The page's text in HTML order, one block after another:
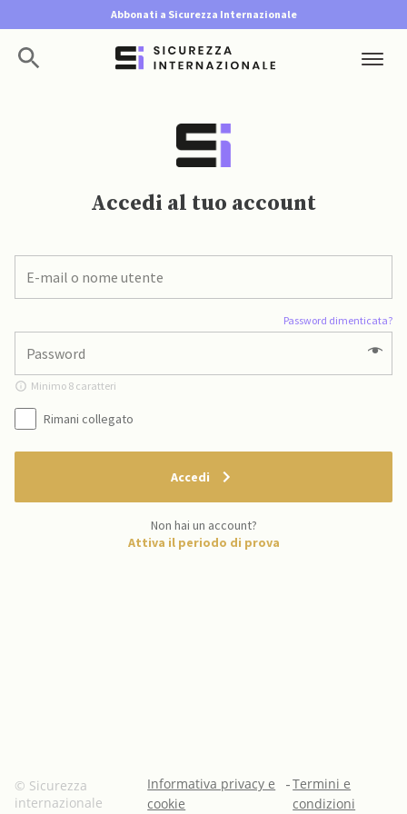
Abbonati a Sicurezza Internazionale
Accedi al tuo account
Password dimenticata?
Minimo 8 caratteri
Rimani collegato
Accedi
Non hai un account?
Attiva il periodo di prova
© Sicurezza
internazionale
Informativa privacy e
cookie
-Termini e
condizioni